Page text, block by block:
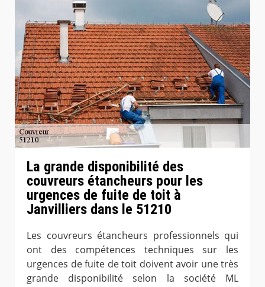
La grande disponibilité des
couvreurs étancheurs pour les
urgences de fuite de toit à
Janvilliers dans le 51210
Les couvreurs étancheurs professionnels qui
ont des compétences techniques sur les
urgences de fuite de toit doivent avoir une très
grande disponibilité selon la société ML